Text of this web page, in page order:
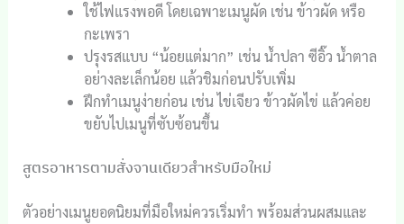
ใช้ไฟแรงพอดี โดยเฉพาะเมนูผัด เช่น ข้าวผัด หรือ
กะเพรา
ปรุงรสแบบ “น้อยแต่มาก” เช่น น้ำปลา ซีอิ๊ว น้ำตาล
อย่างละเล็กน้อย แล้วชิมก่อนปรับเพิ่ม
ฝึกทำเมนูง่ายก่อน เช่น ไข่เจียว ข้าวผัดไข่ แล้วค่อย
ขยับไปเมนูที่ซับซ้อนขึ้น
สูตรอาหารตามสั่งจานเดียวสำหรับมือใหม่
ตัวอย่างเมนูยอดนิยมที่มือใหม่ควรเริ่มทำ พร้อมส่วนผสมและ